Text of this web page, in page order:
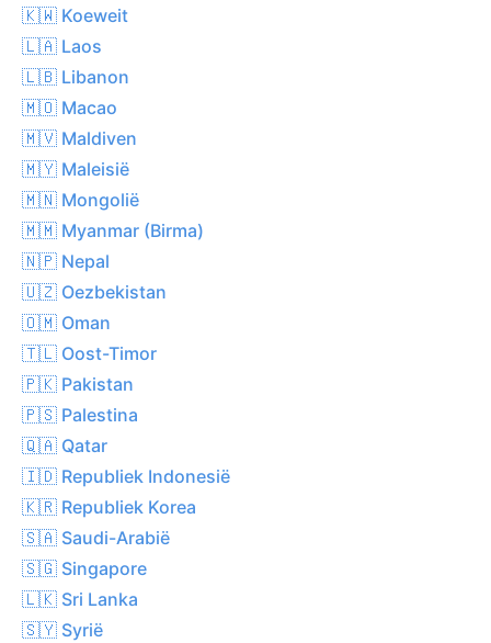
🇰🇼 Koeweit
🇱🇦 Laos
🇱🇧 Libanon
🇲🇴 Macao
🇲🇻 Maldiven
🇲🇾 Maleisië
🇲🇳 Mongolië
🇲🇲 Myanmar (Birma)
🇳🇵 Nepal
🇺🇿 Oezbekistan
🇴🇲 Oman
🇹🇱 Oost-Timor
🇵🇰 Pakistan
🇵🇸 Palestina
🇶🇦 Qatar
🇮🇩 Republiek Indonesië
🇰🇷 Republiek Korea
🇸🇦 Saudi-Arabië
🇸🇬 Singapore
🇱🇰 Sri Lanka
🇸🇾 Syrië